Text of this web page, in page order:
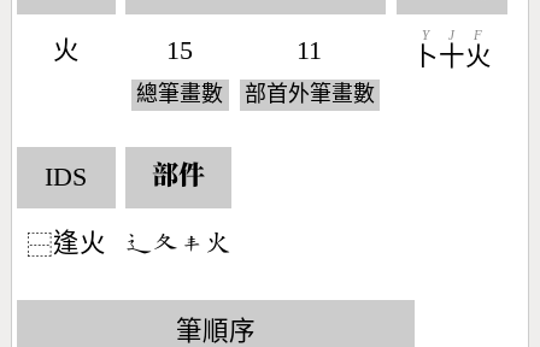
火 15
總筆畫數
11
部首外筆畫數
卜
Y
十
J
火
F
IDS
⿱逢火
部件
󶃼󶂁󶃥󶃸
筆順序